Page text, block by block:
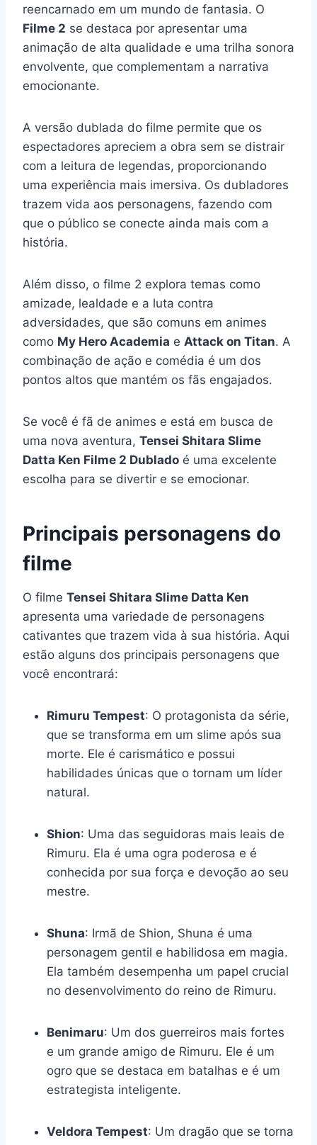
reencarnado em um mundo de fantasia. O
Filme 2 se destaca por apresentar uma
animação de alta qualidade e uma trilha sonora
envolvente, que complementam a narrativa
emocionante.
A versão dublada do filme permite que os
espectadores apreciem a obra sem se distrair
com a leitura de legendas, proporcionando
uma experiência mais imersiva. Os dubladores
trazem vida aos personagens, fazendo com
que o público se conecte ainda mais com a
história.
Além disso, o filme 2 explora temas como
amizade, lealdade e a luta contra
adversidades, que são comuns em animes
como My Hero Academia e Attack on Titan. A
combinação de ação e comédia é um dos
pontos altos que mantém os fãs engajados.
Se você é fã de animes e está em busca de
uma nova aventura, Tensei Shitara Slime
Datta Ken Filme 2 Dublado é uma excelente
escolha para se divertir e se emocionar.
Principais personagens do
filme
O filme Tensei Shitara Slime Datta Ken
apresenta uma variedade de personagens
cativantes que trazem vida à sua história. Aqui
estão alguns dos principais personagens que
você encontrará:
Rimuru Tempest: O protagonista da série,
que se transforma em um slime após sua
morte. Ele é carismático e possui
habilidades únicas que o tornam um líder
natural.
Shion: Uma das seguidoras mais leais de
Rimuru. Ela é uma ogra poderosa e é
conhecida por sua força e devoção ao seu
mestre.
Shuna: Irmã de Shion, Shuna é uma
personagem gentil e habilidosa em magia.
Ela também desempenha um papel crucial
no desenvolvimento do reino de Rimuru.
Benimaru: Um dos guerreiros mais fortes
e um grande amigo de Rimuru. Ele é um
ogro que se destaca em batalhas e é um
estrategista inteligente.
Veldora Tempest: Um dragão que se torna